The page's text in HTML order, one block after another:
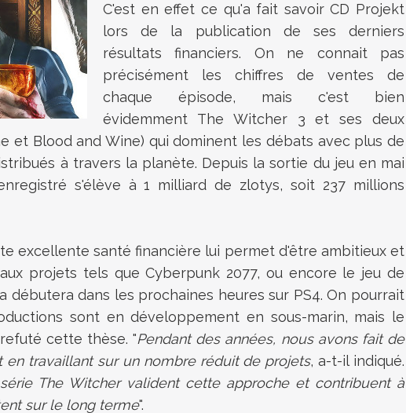
C'est en effet ce qu'a fait savoir CD Projekt
lors de la publication de ses derniers
résultats financiers. On ne connait pas
précisément les chiffres de ventes de
chaque épisode, mais c'est bien
évidemment The Witcher 3 et ses deux
et Blood and Wine) qui dominent les débats avec plus de
à travers la planète. Depuis la sortie du jeu en mai
s'élève à 1 milliard de zlotys, soit 237 millions
excellente santé financière lui permet d'être ambitieux et
projets tels que Cyberpunk 2077, ou encore le jeu de
débutera dans les prochaines heures sur PS4. On pourrait
sont en développement en sous-marin, mais le
cette thèse. "Pendant des années, nous avons fait de
travaillant sur un nombre réduit de projets, a-t-il indiqué.
The Witcher valident cette approche et contribuent à
sur le long terme".